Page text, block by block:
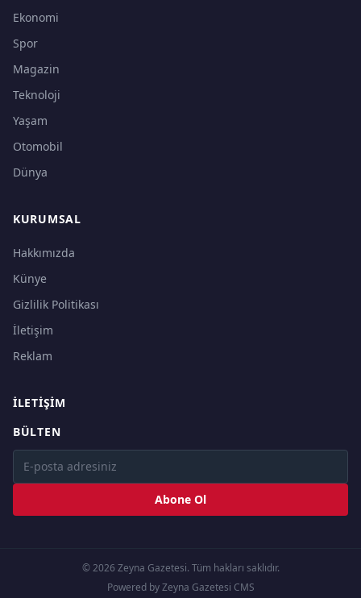
Ekonomi
Spor
Magazin
Teknoloji
Yaşam
Otomobil
Dünya
KURUMSAL
Hakkımızda
Künye
Gizlilik Politikası
İletişim
Reklam
İLETIŞIM
BÜLTEN
Abone Ol
© 2026 Zeyna Gazetesi. Tüm hakları saklıdır.
Powered by Zeyna Gazetesi CMS